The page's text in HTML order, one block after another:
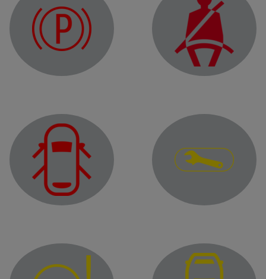
Electronic parking brake warning light
Front seat belt
Door status warning light